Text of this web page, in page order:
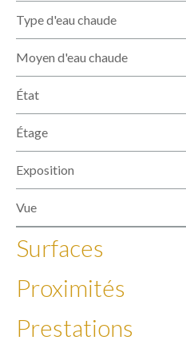
Type d'eau chaude
Moyen d'eau chaude
État
Étage
Exposition
Vue
Surfaces
Proximités
Prestations